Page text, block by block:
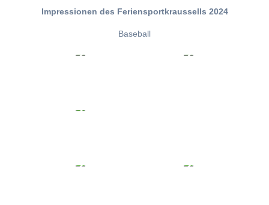
Impressionen des Feriensportkraussells 2024
Baseball